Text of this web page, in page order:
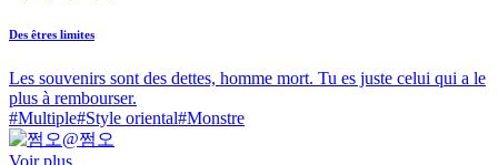
Des êtres limites
Les souvenirs sont des dettes, homme mort. Tu es juste celui qui a le
plus à rembourser.
#Multiple#Style oriental#Monstre
@쩜오
Voir plus